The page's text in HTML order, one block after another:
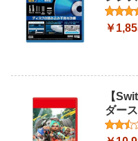
￥
【
ダー